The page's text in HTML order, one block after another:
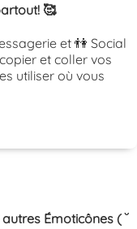
🥰
et 👫 Social
et coller vos
utiliser où vous
Émoticônes ( ˘